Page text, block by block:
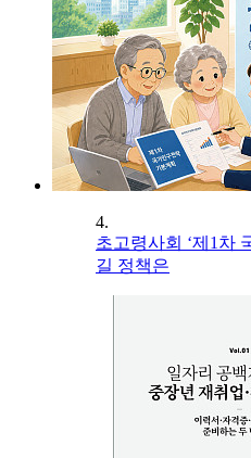
4.
초고령사회 ‘제1차
길 정책은